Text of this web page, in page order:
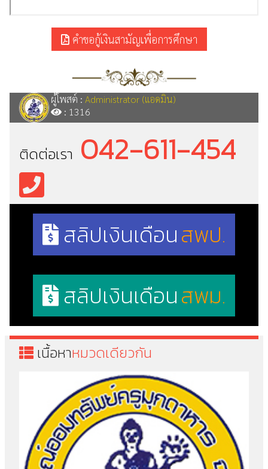
คำขอกู้เงินสามัญเพื่อการศึกษา
ผู้โพสต์ : Administrator (แอดมิน)
: 1316
ติดต่อเรา 042-611-454
สลิปเงินเดือนสพป.
สลิปเงินเดือนสพม.
เนื้อหาหมวดเดียวกัน